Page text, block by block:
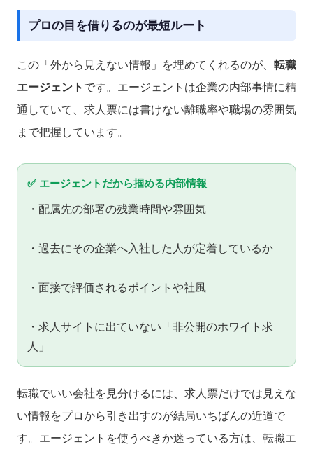
プロの目を借りるのが最短ルート
この「外から見えない情報」を埋めてくれるのが、 転職
エージェント です。エージェントは企業の内部事情に精
通していて、求人票には書けない離職率や職場の雰囲気
まで把握しています。
✅ エージェントだから掴める内部情報
・配属先の部署の残業時間や雰囲気
・過去にその企業へ入社した人が定着しているか
・面接で評価されるポイントや社風
・求人サイトに出ていない「非公開のホワイト求
人」
転職でいい会社を見分けるには、求人票だけでは見えな
い情報をプロから引き出すのが結局いちばんの近道で
す。エージェントを使うべきか迷っている方は、転職エ